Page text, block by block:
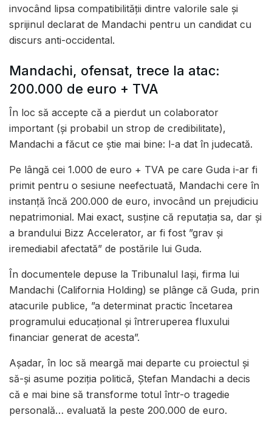
invocând lipsa compatibilității dintre valorile sale și
sprijinul declarat de Mandachi pentru un candidat cu
discurs anti-occidental.
Mandachi, ofensat, trece la atac:
200.000 de euro + TVA
În loc să accepte că a pierdut un colaborator
important (și probabil un strop de credibilitate),
Mandachi a făcut ce știe mai bine: l-a dat în judecată.
Pe lângă cei 1.000 de euro + TVA pe care Guda i-ar fi
primit pentru o sesiune neefectuată, Mandachi cere în
instanță încă 200.000 de euro, invocând un prejudiciu
nepatrimonial. Mai exact, susține că reputația sa, dar și
a brandului Bizz Accelerator, ar fi fost ”grav și
iremediabil afectată” de postările lui Guda.
În documentele depuse la Tribunalul Iași, firma lui
Mandachi (California Holding) se plânge că Guda, prin
atacurile publice, ”a determinat practic încetarea
programului educațional și întreruperea fluxului
financiar generat de acesta”.
Așadar, în loc să meargă mai departe cu proiectul și
să-și asume poziția politică, Ștefan Mandachi a decis
că e mai bine să transforme totul într-o tragedie
personală… evaluată la peste 200.000 de euro.